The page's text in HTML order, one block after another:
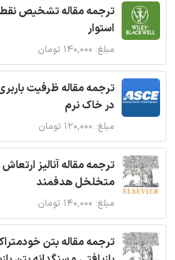
ترجمه مقاله تشخیص نقطه
استوار
مبلغ: ۱۴۰,۰۰۰ تومان
ترجمه مقاله ظرفیت
در خاک نرم
مبلغ: ۱۲۰,۰۰۰ تومان
ترجمه مقاله آنالیز
متخلخل هدفمند
مبلغ: ۱۴۰,۰۰۰ تومان
ترجمه مقاله بتن